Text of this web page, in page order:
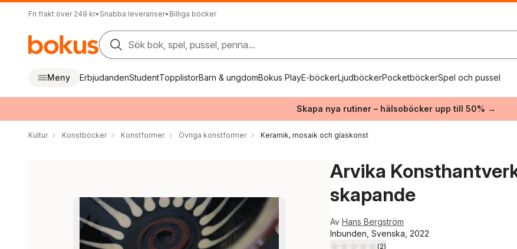
Fri frakt över 249 kr• Snabba leveranser• Billiga böcker
Sök bok, spel, pussel, penna...
Meny ErbjudandenStudentTopplistorBarn & ungdomBokus PlayE-böckerLjudböckerPocketböckerSpel och pussel
Skapa nya rutiner – hälsoböcker upp till 50% →
Kultur Konstböcker Konstformer Övriga konstformer Keramik, mosaik och glaskonst
Arvika
skapande
Av Hans Bergström
Inbunden, Svenska, 2022
(2)